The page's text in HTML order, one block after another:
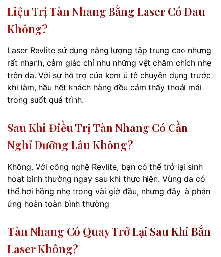
Liệu Trị Tàn Nhang Bằng Laser Có Đau
Không?
Laser Revlite sử dụng năng lượng tập trung cao nhưng
rất nhanh, cảm giác chỉ như những vệt châm chích nhẹ
trên da. Với sự hỗ trợ của kem ủ tê chuyên dụng trước
khi làm, hầu hết khách hàng đều cảm thấy thoải mái
trong suốt quá trình.
Sau Khi Điều Trị Tàn Nhang Có Cần
Nghỉ Dưỡng Lâu Không?
Không. Với công nghệ Revlite, bạn có thể trở lại sinh
hoạt bình thường ngay sau khi thực hiện. Vùng da có
thể hơi hồng nhẹ trong vài giờ đầu, nhưng đây là phản
ứng hoàn toàn bình thường.
Tàn Nhang Có Quay Trở Lại Sau Khi Bắn
Laser Không?